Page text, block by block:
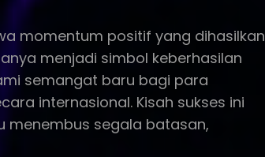
momentum positif yang dihasilkan
menjadi simbol keberhasilan
semangat baru bagi para
internasional. Kisah sukses ini
menembus segala batasan,